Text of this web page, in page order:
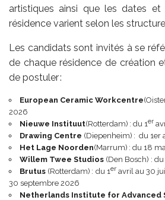
artistiques ainsi que les dates
résidence varient selon les
Les candidats sont invités à se
de chaque résidence de création
de postuler :
European Ceramic Workcentre
2026
Nieuwe Instituut(Rotterdam) : du 1er
Drawing Centre (Diepenheim) : du 1er
Het Lage Noorden(Marrum) : du 18
Willem Twee Studios (Den Bosch) : du
Brutus (Rotterdam) : du 1er avril au 30
30 septembre 2026
Netherlands Institute for Advanced